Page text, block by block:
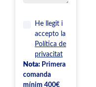
He llegit i
accepto la
Política de
privacitat
Nota: Primera
comanda
mínim 400€